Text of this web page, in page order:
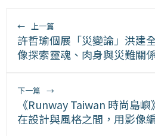
← 上一篇
許哲瑜個展「災變論」洪建
像探索靈魂、肉身與災難關
下一篇 →
《Runway Taiwan 時尚島嶼
在設計與風格之間，用影像